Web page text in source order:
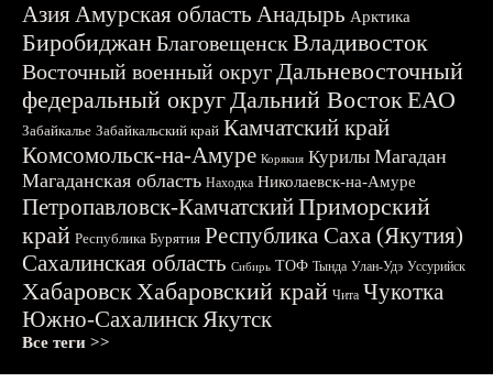
АзияАмурская область Анадырь Арктика
БиробиджанБлаговещенскВладивосток
Восточный военный округДальневосточный
федеральный округДальний ВостокЕАО
Забайкалье Забайкальский край Камчатский край
Комсомольск-на-Амуре Корякия Курилы Магадан
Магаданская область Находка Николаевск-на-Амуре
Петропавловск-КамчатскийПриморский
край Республика Бурятия Республика Саха (Якутия)
Сахалинская область Сибирь ТОФ Тында Улан-Удэ Уссурийск
ХабаровскХабаровский край Чита Чукотка
Южно-СахалинскЯкутск
Все теги >>